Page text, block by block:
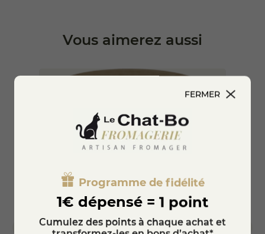
desserts comme des tartes ou des gâteaux, apportant une
touche sucrée et fruitée à vos créations culinaires. Sa
un excellent choix pour les plateaux de fromages, offrant
un contraste savoureux avec les fromages affinés.
Nous vous recommandons de la conserver dans un endroit
frais et sec après ouverture, pour profiter pleinement de ses
saveurs. Notre pot de 350 grammes
est idéal pour un
usage familial ou pour ceux qui aiment se faire plaisir.
Découvrez un produit qui allie tradition, qualité et
authenticité en optant pour notre confiture extra de
Vous aimerez aussi
FERMER
Programme de fidélité
1€ dépensé = 1 point
Cumulez des points à chaque achat et